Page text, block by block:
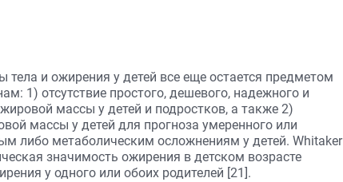
и ожирения у детей все еще остается предметом
1) отсутствие простого, дешевого, надежного и
массы у детей и подростков, а также 2)
массы у детей для прогноза умеренного или
либо метаболическим осложнениям у детей. Whitaker
значимость ожирения в детском возрасте
у одного или обоих родителей [21].